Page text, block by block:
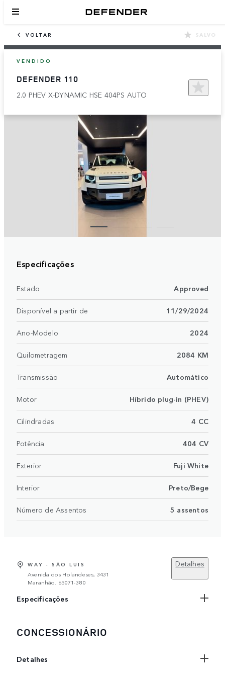
VOLTAR SALVO
VENDIDO
DEFENDER 110
2.0 PHEV X-DYNAMIC HSE 404PS AUTO
Especificações
Estado Approved
Disponível a partir de 11/29/2024
Ano-Modelo 2024
Quilometragem 2084 KM
Transmissão Automático
Motor Híbrido plug-in (PHEV)
Cilindradas 4 CC
Potência 404 CV
Exterior Fuji White
Interior Preto/Bege
Número de Assentos 5 assentos
WAY - SÃO LUIS
Avenida dos Holandeses, 3431
Maranhão, 65071-380
Detalhes
Especificações
CONCESSIONÁRIO
Detalhes